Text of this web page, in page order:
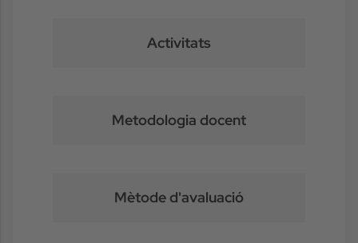
Activitats
Metodologia docent
Mètode d'avaluació